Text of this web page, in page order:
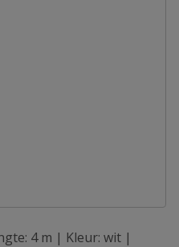
4 m | Kleur: wit |